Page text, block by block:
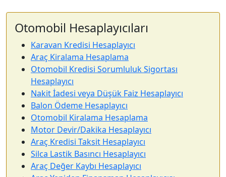
Otomobil Hesaplayıcıları
Karavan Kredisi Hesaplayıcı
Araç Kiralama Hesaplama
Otomobil Kredisi Sorumluluk Sigortası
Hesaplayıcı
Nakit İadesi veya Düşük Faiz Hesaplayıcı
Balon Ödeme Hesaplayıcı
Otomobil Kiralama Hesaplama
Motor Devir/Dakika Hesaplayıcı
Araç Kredisi Taksit Hesaplayıcı
Silca Lastik Basıncı Hesaplayıcı
Araç Değer Kaybı Hesaplayıcı